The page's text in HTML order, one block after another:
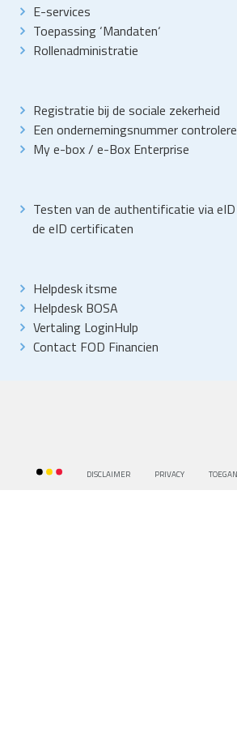
E-services
Toepassing ‘Mandaten‘
Rollenadministratie
Registratie bij de sociale zekerheid
Een ondernemingsnummer
My e-box/ e-Box Enterprise
Testen van de authentificatie via eID
de eID certificaten
Helpdesk itsme
Helpdesk BOSA
Vertaling LoginHulp
Contact FOD Financien
DISCLAIMER PRIVACY